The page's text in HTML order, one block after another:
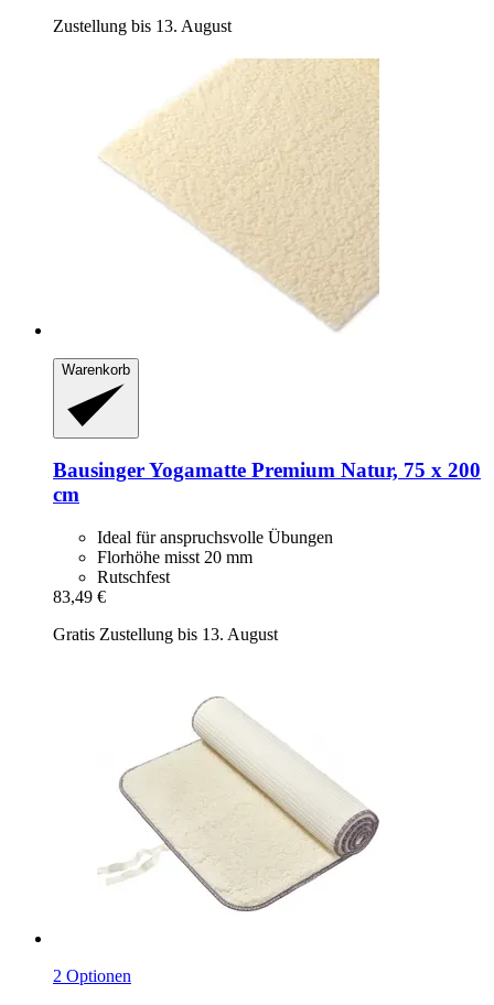
Zustellung bis 13. August
Warenkorb
BausingerYogamatte Premium Natur, 75 x 200
cm
Ideal für anspruchsvolle Übungen
Florhöhe misst 20 mm
Rutschfest
83,49 €
Gratis Zustellung bis 13. August
2 Optionen